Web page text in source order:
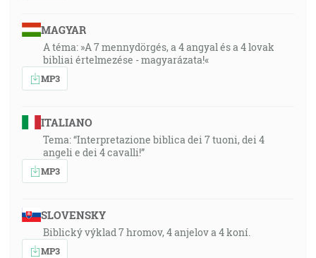
MAGYAR
A téma: »A 7 mennydörgés, a 4 angyal és a 4 lovak
bibliai értelmezése - magyarázata!«
MP3
ITALIANO
Tema: “Interpretazione biblica dei 7 tuoni, dei 4
angeli e dei 4 cavalli!”
MP3
SLOVENSKY
Biblický výklad 7 hromov, 4 anjelov a 4 koní.
MP3